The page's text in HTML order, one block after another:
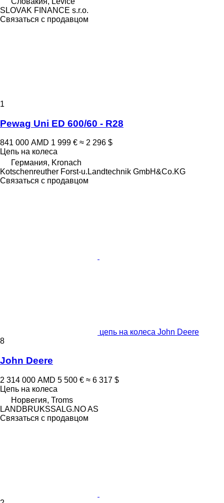
SLOVAK FINANCE s.r.o.
Связаться с продавцом
1
Pewag Uni ED 600/60 - R28
841 000 AMD 1 999 € ≈ 2 296 $
Цепь на колеса
Германия, Kronach
Kotschenreuther Forst-u.Landtechnik GmbH&Co.KG
Связаться с продавцом
цепь на колеса John Deere
8
John Deere
2 314 000 AMD 5 500 € ≈ 6 317 $
Цепь на колеса
Норвегия, Troms
LANDBRUKSSALG.NO AS
Связаться с продавцом